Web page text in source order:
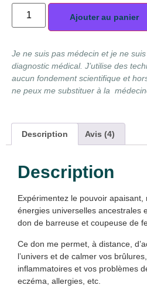
Ajouter au panier
Je ne suis pas médecin et je ne
diagnostic médical. J’utilise des
aucun fondement scientifique et
ne peux me substituer à la
Description Avis (4)
Description
Expérimentez le pouvoir
énergies universelles ancestrales
don de barreuse et coupeuse de
Ce don me permet, à distance,
l’univers et de calmer vos
inflammatoires et vos problèmes
eczéma, allergies, etc.